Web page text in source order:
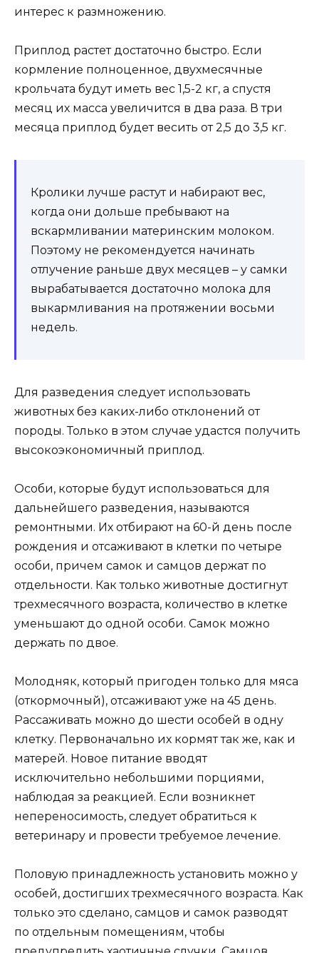
интерес к размножению.
Приплод растет достаточно быстро. Если
кормление полноценное, двухмесячные
крольчата будут иметь вес 1,5-2 кг, а спустя
месяц их масса увеличится в два раза. В три
месяца приплод будет весить от 2,5 до 3,5 кг.
Кролики лучше растут и набирают вес,
когда они дольше пребывают на
вскармливании материнским молоком.
Поэтому не рекомендуется начинать
отлучение раньше двух месяцев – у самки
вырабатывается достаточно молока для
выкармливания на протяжении восьми
недель.
Для разведения следует использовать
животных без каких-либо отклонений от
породы. Только в этом случае удастся получить
высокоэкономичный приплод.
Особи, которые будут использоваться для
дальнейшего разведения, называются
ремонтными. Их отбирают на 60-й день после
рождения и отсаживают в клетки по четыре
особи, причем самок и самцов держат по
отдельности. Как только животные достигнут
трехмесячного возраста, количество в клетке
уменьшают до одной особи. Самок можно
держать по двое.
Молодняк, который пригоден только для мяса
(откормочный), отсаживают уже на 45 день.
Рассаживать можно до шести особей в одну
клетку. Первоначально их кормят так же, как и
матерей. Новое питание вводят
исключительно небольшими порциями,
наблюдая за реакцией. Если возникнет
непереносимость, следует обратиться к
ветеринару и провести требуемое лечение.
Половую принадлежность установить можно у
особей, достигших трехмесячного возраста. Как
только это сделано, самцов и самок разводят
по отдельным помещениям, чтобы